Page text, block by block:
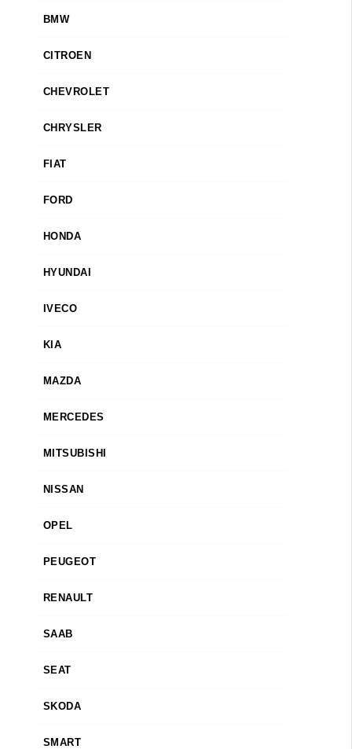
BMW
CITROEN
CHEVROLET
CHRYSLER
FIAT
FORD
HONDA
HYUNDAI
IVECO
KIA
MAZDA
MERCEDES
MITSUBISHI
NISSAN
OPEL
PEUGEOT
RENAULT
SAAB
SEAT
SKODA
SMART